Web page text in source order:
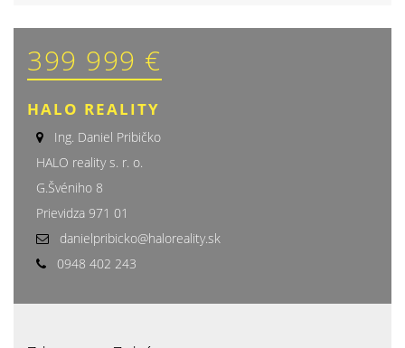
399 999 €
HALO REALITY
Ing. Daniel Pribičko
HALO reality s. r. o.
G.Švéniho 8
Prievidza 971 01
danielpribicko@haloreality.sk
0948 402 243